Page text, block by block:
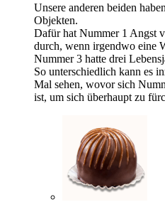
Unsere anderen beiden
Objekten.
Dafür hat Nummer 1 Angst
durch, wenn irgendwo eine
Nummer 3 hatte drei
So unterschiedlich kann es
Mal sehen, wovor sich
ist, um sich überhaupt zu